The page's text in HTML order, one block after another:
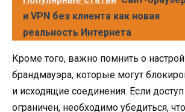
и VPN без клиента как новая
реальность Интернета
Кроме того, важно помнить о
брандмауэра, которые могут
и исходящие соединения. Если
ограничен, необходимо убедиться,